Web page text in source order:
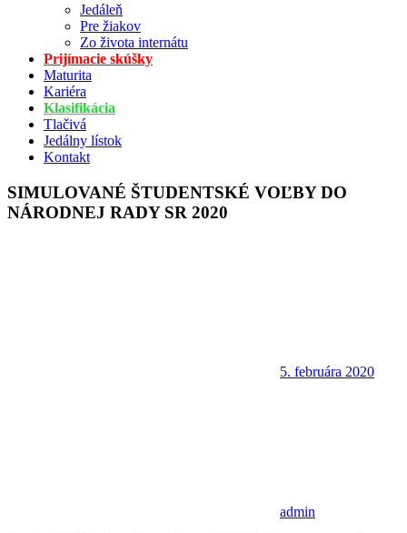
Jedáleň
Pre žiakov
Zo života internátu
Prijímacie skúšky
Maturita
Kariéra
Klasifikácia
Tlačivá
Jedálny lístok
Kontakt
SIMULOVANÉ ŠTUDENTSKÉ VOĽBY DO
NÁRODNEJ RADY SR 2020
5. februára 2020
admin